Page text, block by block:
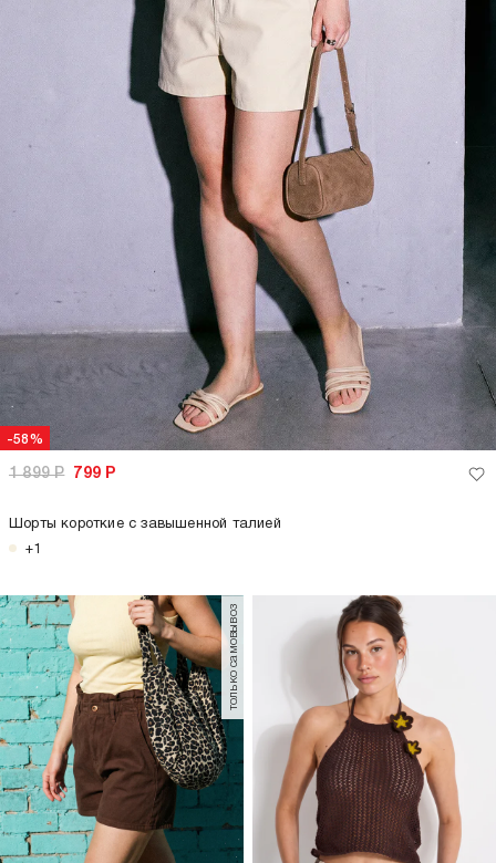
-58%
1 899Р 799 Р
Шорты короткие с завышенной талией
+1
только самовывоз